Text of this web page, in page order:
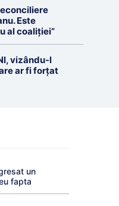
Este
al coaliției”
vizându-l
ar fi forțat
un
fapta